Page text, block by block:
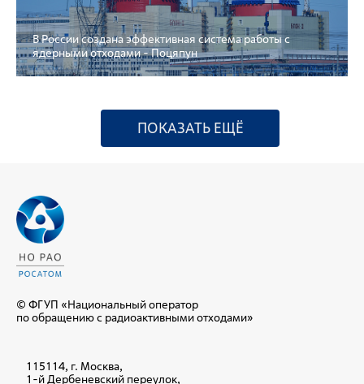
В России создана эффективная система работы с
ядерными отходами - Поцяпун
ПОКАЗАТЬ ЕЩЁ
© ФГУП «Национальный оператор
по обращению с радиоактивными отходами»
115114, г. Москва,
1-й Дербеневский переулок,